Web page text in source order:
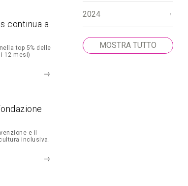
continua a
top 5% delle
12 mesi)
e il
inclusiva.
2024
MOSTRA TUTTO